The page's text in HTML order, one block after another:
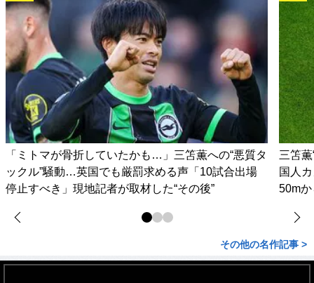
「ミトマが骨折していたかも…」三笘薫への“悪質タ
ックル”騒動…英国でも厳罰求める声「10試合出場
停止すべき」現地記者が取材した“その後”
三笘
国人
50m
その他の名作記事 >